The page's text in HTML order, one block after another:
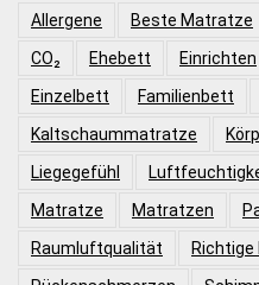
Allergene Beste Matratze
CO₂
Ehebett Einrichten
Einzelbett
Familienbett
Kaltschaummatratze
Liegegefühl
Matratze
Matratzen
Raumluftqualität